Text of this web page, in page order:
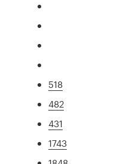
518
482
431
1743